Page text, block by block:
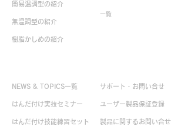
簡易温調型の紹介
無温調型の紹介
樹脂かしめの紹介
一覧
NEWS & TOPICS一覧
はんだ付け実技セミナー
はんだ付け技能練習セット
サポート・お問い合せ
ユーザー製品保証登録
製品に関するお問い合せ